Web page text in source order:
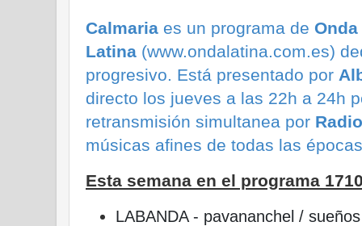
Calmaria es un programa de Onda
Latina (www.ondalatina.com.es)
progresivo. Está presentado por
directo los jueves a las 22h a 24h
retransmisión simultanea por
músicas afines de todas las épocas
Esta semana en el programa
LABANDA - pavananchel /